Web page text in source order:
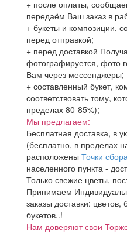
+ после оплаты,
передаём Ваш заказ в
+ букеты и композиции,
перед отправкой;
+ перед доставкой
фотографируется, фото
Вам через мессенджеры;
+ составленный букет,
соответствовать тому,
пределах 80-85%);
Мы предлагаем:
Бесплатная доставка, в
(бесплатно, в пределах
расположены Точки
населенного пункта -
Только свежие цветы,
Принимаем
заказы доставки:
букетов..!
Нам доверяют свои